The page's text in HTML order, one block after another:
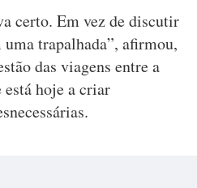
certo. Em vez de discutir
trapalhada”, afirmou,
das viagens entre a
hoje a criar